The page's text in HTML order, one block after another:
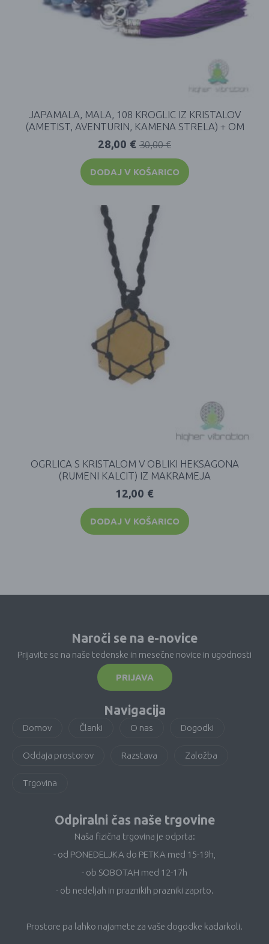
JAPAMALA, MALA, 108 KROGLIC IZ KRISTALOV
(AMETIST, AVENTURIN, KAMENA STRELA) + OM
30,00€
28,00 €
DODAJ V KOŠARICO
OGRLICA S KRISTALOM V OBLIKI HEKSAGONA
(RUMENI KALCIT) IZ MAKRAMEJA
12,00 €
DODAJ V KOŠARICO
Naroči se na e-novice
Prijavite se na naše tedenske in mesečne novice in ugodnosti
PRIJAVA
Navigacija
Domov Članki O nas Dogodki
Oddaja prostorov Razstava Založba
Trgovina
Odpiralni čas naše trgovine
Naša fizična trgovina je odprta:
- od PONEDELJKA do PETKA med 15-19h,
- ob SOBOTAH med 12-17h
- ob nedeljah in praznikih prazniki zaprto.
Prostore pa lahko najamete za vaše dogodke kadarkoli.